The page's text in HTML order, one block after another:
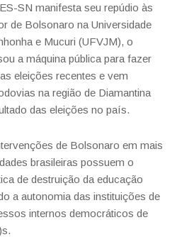
SN manifesta seu repúdio às
de Bolsonaro na Universidade
e Mucuri (UFVJM), o
a máquina pública para fazer
eleições recentes e vem
na região de Diamantina
das eleições no país.
de Bolsonaro em mais
brasileiras possuem o
de destruição da educação
a autonomia das instituições de
internos democráticos de